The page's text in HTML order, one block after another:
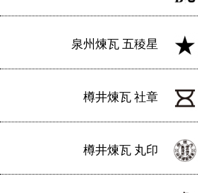
泉州煉瓦 五稜星
樽井煉瓦 社章
樽井煉瓦 丸印